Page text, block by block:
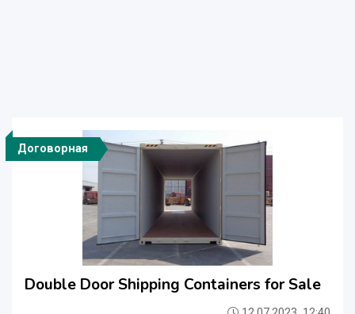
Договорная
Double Door Shipping Containers for Sale